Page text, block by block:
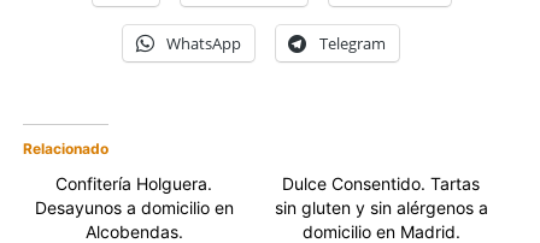
WhatsApp Telegram
Relacionado
Confitería Holguera.
Desayunos a domicilio en
Alcobendas.
Dulce Consentido. Tartas
sin gluten y sin alérgenos a
domicilio en Madrid.